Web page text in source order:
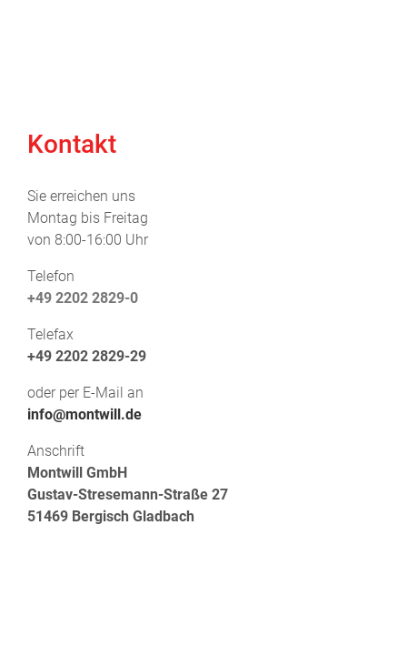
Kontakt
Sie erreichen uns
Montag bis Freitag
von 8:00-16:00 Uhr
Telefon
+49 2202 2829-0
Telefax
+49 2202 2829-29
oder per E-Mail an
info@montwill.de
Anschrift
Montwill GmbH
Gustav-Stresemann-Straße 27
51469 Bergisch Gladbach